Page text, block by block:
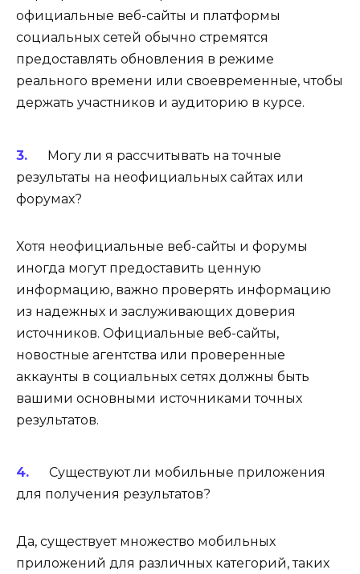
официальные веб-сайты и платформы
социальных сетей обычно стремятся
предоставлять обновления в режиме
реального времени или своевременные, чтобы
держать участников и аудиторию в курсе.
Могу ли я рассчитывать на точные
результаты на неофициальных сайтах или
форумах?
Хотя неофициальные веб-сайты и форумы
иногда могут предоставить ценную
информацию, важно проверять информацию
из надежных и заслуживающих доверия
источников. Официальные веб-сайты,
новостные агентства или проверенные
аккаунты в социальных сетях должны быть
вашими основными источниками точных
результатов.
Существуют ли мобильные приложения
для получения результатов?
Да, существует множество мобильных
приложений для различных категорий, таких